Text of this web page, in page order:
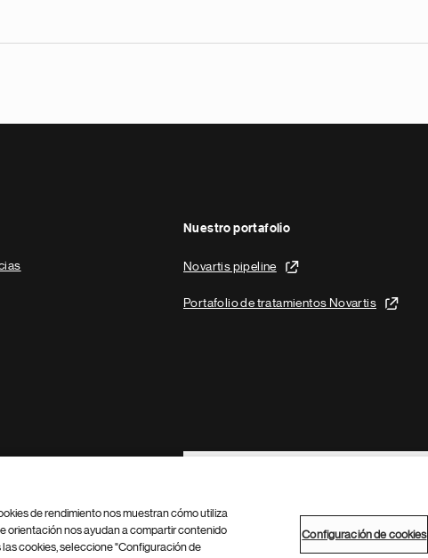
Nuestro portafolio
Novartis pipeline
Portafolio de tratamientos Novartis
Footer Site Search
de rendimiento nos muestran cómo utiliza
orientación nos ayudan a compartir contenido
cookies, seleccione "Configuración de
Configuración de cookies